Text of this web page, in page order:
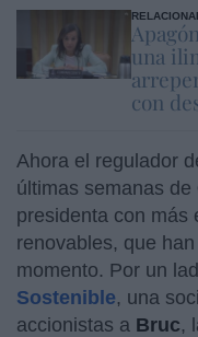
una
con
Ahora el regulador
últimas semanas de
presidenta con más
renovables, que
momento. Por un
Sostenible, una
accionistas a Bruc,